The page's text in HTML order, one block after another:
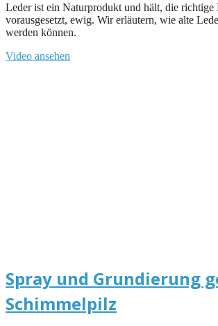
Leder ist ein Naturprodukt und hält, die richtige
vorausgesetzt, ewig. Wir erläutern, wie alte
werden können.
Video ansehen
Spray und Grundierung
Schimmelpilz